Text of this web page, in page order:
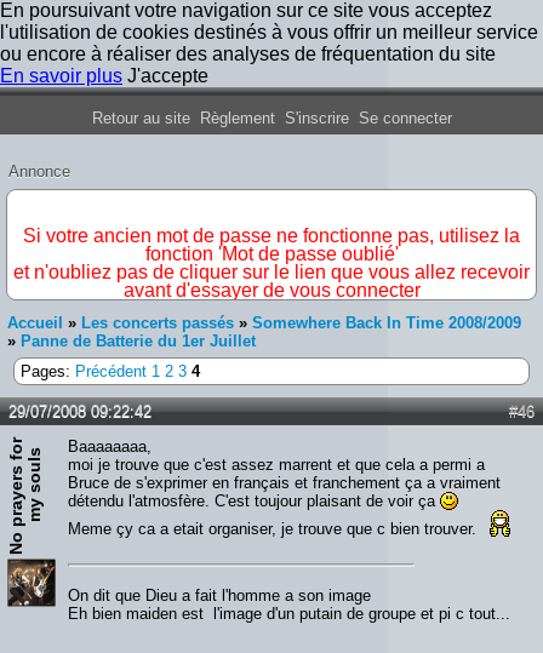
En poursuivant votre navigation sur ce site vous acceptez
l'utilisation de cookies destinés à vous offrir un meilleur service
ou encore à réaliser des analyses de fréquentation du site
En savoir plus J'accepte
Forum Iron Maiden France
Retour au site Règlement S'inscrire Se connecter
Annonce
Si votre ancien mot de passe ne fonctionne pas, utilisez la
fonction 'Mot de passe oublié'
et n'oubliez pas de cliquer sur le lien que vous allez recevoir
avant d'essayer de vous connecter
Accueil » Les concerts passés » Somewhere Back In Time 2008/2009
» Panne de Batterie du 1er Juillet
Pages: Précédent 1 2 3 4
#46
29/07/2008 09:22:42
N
o
p
r
a
y
e
r
s
f
o
r
m
y
s
o
u
ls
Baaaaaaaa,
moi je trouve que c'est assez marrent et que cela a permi a
Bruce de s'exprimer en français et franchement ça a vraiment
détendu l'atmosfère. C'est toujour plaisant de voir ça
Meme çy ca a etait organiser, je trouve que c bien trouver.
On dit que Dieu a fait l'homme a son image
Eh bien maiden est l'image d'un putain de groupe et pi c tout...